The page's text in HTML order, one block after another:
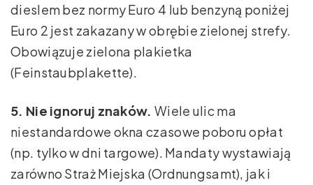
dieslem bez normy Euro 4 lub benzyną poniżej
Euro 2 jest zakazany w obrębie zielonej strefy.
Obowiązuje zielona plakietka
(Feinstaubplakette).
5. Nie ignoruj znaków. Wiele ulic ma
niestandardowe okna czasowe poboru opłat
(np. tylko w dni targowe). Mandaty wystawiają
zarówno Straż Miejska (Ordnungsamt), jak i